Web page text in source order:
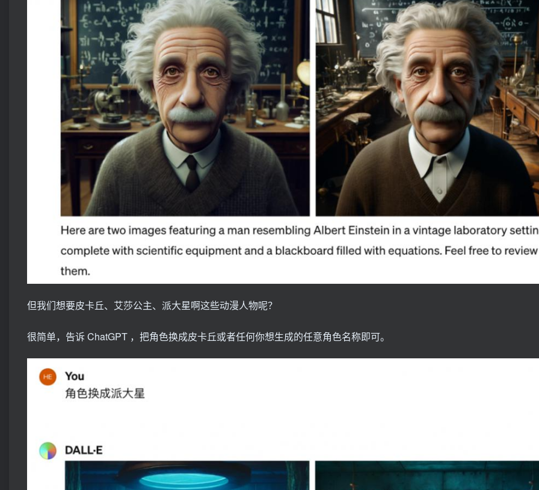
但我们想要皮卡丘、艾莎公主、派大星啊这些动漫人物呢？
很简单，告诉 ChatGPT ，把角色换成皮卡丘或者任何你想生成的任意角色名称即可。